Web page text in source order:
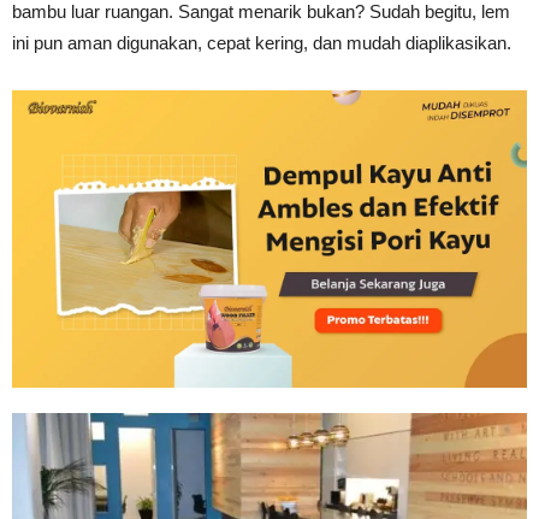
bambu luar ruangan. Sangat menarik bukan? Sudah begitu, lem
ini pun aman digunakan, cepat kering, dan mudah diaplikasikan.